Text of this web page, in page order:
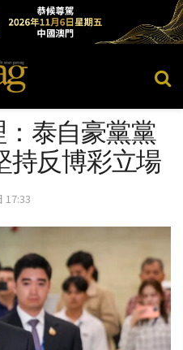
泰自豪黨黨
持反博彩立場
17:33